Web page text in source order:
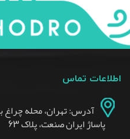
اطلاعات تماس
آدرس: تهران، محله چراغ
پاساژ ایران صنعت، پلاک 63